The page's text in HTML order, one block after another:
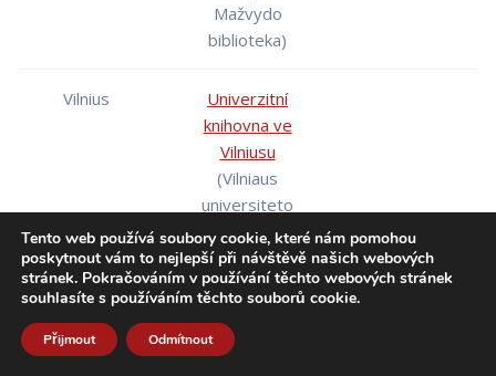
Mažvydo
biblioteka)
Vilnius
Univerzitní
knihovna ve
Vilniusu
(Vilniaus
universiteto
biblioteka)
Vilnius
Wróblewského
Litevské
Tento web používá soubory cookie, které nám pomohou
poskytnout vám to nejlepší při návštěvě našich webových
stránek. Pokračováním v používání těchto webových stránek
souhlasíte s používáním těchto souborů cookie.
Přijmout Odmítnout